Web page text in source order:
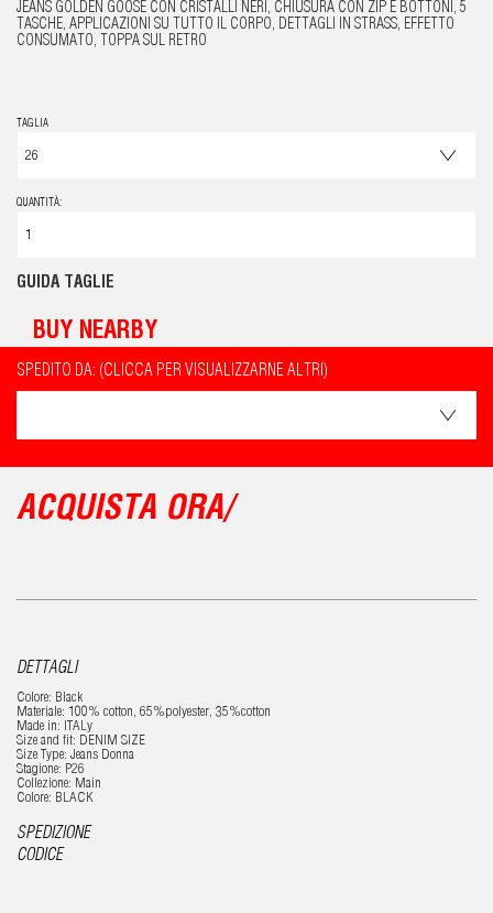
JEANS GOLDEN GOOSE CON CRISTALLI NERI, CHIUSURA CON ZIP E BOTTONI, 5
TASCHE, APPLICAZIONI SU TUTTO IL CORPO, DETTAGLI IN STRASS, EFFETTO
CONSUMATO, TOPPA SUL RETRO
TAGLIA
QUANTITÀ:
GUIDA TAGLIE
BUY NEARBY
SPEDITO DA: (CLICCA PER VISUALIZZARNE ALTRI)
ACQUISTA ORA/
DETTAGLI
Colore: Black
Materiale: 100% cotton, 65%polyester, 35%cotton
Made in: ITALy
Size and fit: DENIM SIZE
Size Type: Jeans Donna
Stagione: P26
Collezione: Main
Colore: BLACK
SPEDIZIONE
CODICE